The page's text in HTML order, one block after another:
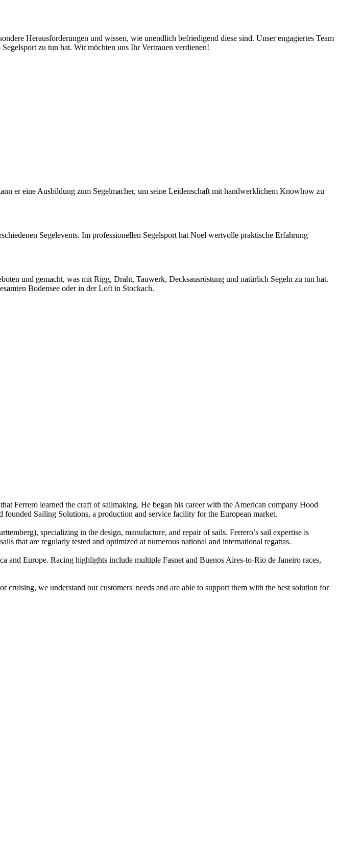
Herausforderungen und wissen, wie unendlich befriedigend diese sind. Unser engagiertes Team
zu tun hat. Wir möchten uns Ihr Vertrauen verdienen!
er eine Ausbildung zum Segelmacher, um seine Leidenschaft mit handwerklichem Knowhow zu
Segelevents. Im professionellen Segelsport hat Noel wertvolle praktische Erfahrung
und gemacht, was mit Rigg, Draht, Tauwerk, Decksausrüstung und natürlich Segeln zu tun hat.
Bodensee oder in der Loft in Stockach.
Ferrero learned the craft of sailmaking. He began his career with the American company Hood
Sailing Solutions, a production and service facility for the European market.
specializing in the design, manufacture, and repair of sails. Ferrero’s sail expertise is
that are regularly tested and optimized at numerous national and international regattas.
and Europe. Racing highlights include multiple Fasnet and Buenos Aires-to-Rio de Janeiro races,
we understand our customers' needs and are able to support them with the best solution for